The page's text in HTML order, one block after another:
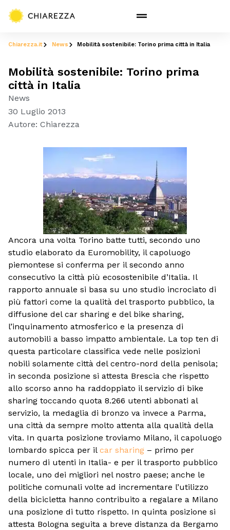
Chiarezza.it News Mobilità sostenibile: Torino prima città in Italia
Mobilità sostenibile: Torino prima
città in Italia
News
30 Luglio 2013
Autore: Chiarezza
Ancora una volta Torino batte tutti, secondo uno
studio elaborato da Euromobility, il capoluogo
piemontese si conferma per il secondo anno
consecutivo la città più ecosostenibile d’Italia. Il
rapporto annuale si basa su uno studio incrociato di
più fattori come la qualità del trasporto pubblico, la
diffusione del car sharing e del bike sharing,
l’inquinamento atmosferico e la presenza di
automobili a basso impatto ambientale. La top ten di
questa particolare classifica vede nelle posizioni
nobili solamente città del centro-nord della penisola;
in seconda posizione si attesta Brescia che rispetto
allo scorso anno ha raddoppiato il servizio di bike
sharing toccando quota 8.266 utenti abbonati al
servizio, la medaglia di bronzo va invece a Parma,
una città da sempre molto attenta alla qualità della
vita. In quarta posizione troviamo Milano, il capoluogo
lombardo spicca per il car sharing – primo per
numero di utenti in Italia- e per il trasporto pubblico
locale, uno dei migliori nel nostro paese; anche le
politiche comunali volte ad incrementare l’utilizzo
della bicicletta hanno contribuito a regalare a Milano
una posizione di tutto rispetto. In quinta posizione si
attesta Bologna seguita a breve distanza da Bergamo